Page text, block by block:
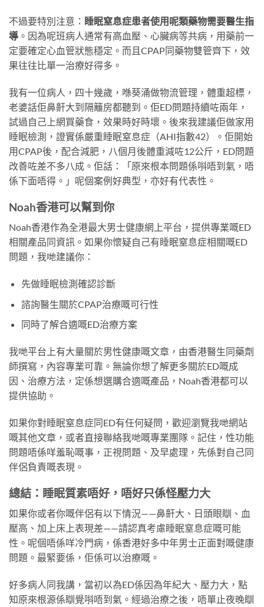
不過要特別注意： 睡眠窒息症患者使用呢類藥物需要醫生指
導 。因為呢班病人通常有高血壓、心臟病等共病，用藥前一
定要確定心血管狀態穩定。而且CPAP同藥物雙管齊下，效
果往往比單一治療好得多。
我有一位病人，四十幾歲，喺葵涌做物流管理，體重超標，
老婆話佢鼻鼾大到隔籬房都聽到。佢ED問題持續咗兩年，
試過自己上網買藥食，效果時好時壞。後來我建議佢做家用
睡眠檢測，證實係嚴重睡眠窒息症（AHI指數42）。佢開始
用CPAP後，配合減肥，八個月後體重減咗12公斤，ED問題
改善咗差不多八成。佢話：「原來根本問題係唞唔到氣，唔
係下面唔得。」呢個案例好典型，亦好有代表性。
Noah香港可以幫到你
Noah香港作為全港最大男士健康網上平台，提供專業嘅ED
相關產品同資訊。如果你懷疑自己有睡眠窒息症相關嘅ED
問題，我哋建議你：
先做睡眠檢測確認診斷
諮詢醫生關於CPAP治療嘅可行性
同時了解合適嘅ED治療方案
我哋平台上有大量關於男性健康嘅文章，由香港醫生同藥劑
師撰寫，內容專業可靠。無論你想了解更多關於ED嘅成
因、治療方法，定係想選購合適嘅產品，Noah香港都可以
提供協助。
如果你對睡眠窒息症同ED有任何疑問，歡迎瀏覽我哋網站
嘅其他文章，或者直接聯絡我哋嘅專業團隊。記住，性功能
問題唔係咩羞恥嘅事，正視問題、及早處理，先係對自己同
伴侶負責嘅表現。
總結：睡眠質素唔好，唔好只係怪壓力大
如果你或者你嘅伴侶有以下情況——鼻鼾大、日頭眼瞓、血
壓高、加上床上表現差——請認真考慮睡眠窒息症嘅可能
性。呢個唔係咩冷門病，係香港好多中年男士正面對嘅健康
問題。最緊要係，佢係可以治療嘅。
好多病人同我講，當初以為ED係因為年紀大、壓力大，點
知原來根源係瞓覺唞唔到氣。經過治療之後，唔單止夜晚瞓